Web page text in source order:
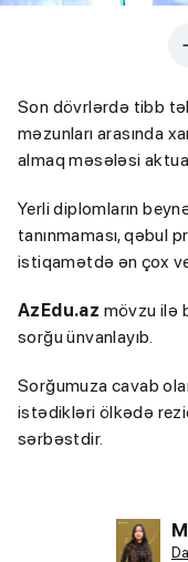
Son dövrlərdə tibb
məzunları arasında
almaq məsələsi
Yerli diplomların
tanınmaması, qəbul
istiqamətdə ən çox
AzEdu.az mövzu ilə
sorğu ünvanlayıb.
Sorğumuza cavab
istədikləri ölkədə
sərbəstdir.